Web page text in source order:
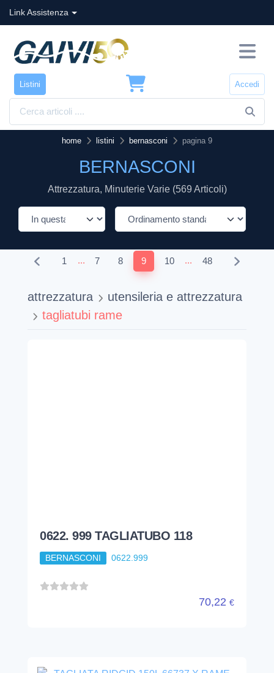
Link Assistenza
Listini Accedi
home listini bernasconi pagina 9
BERNASCONI
Attrezzatura, Minuterie Varie (569 Articoli)
1 ... 7 8 9 10 ... 48
attrezzatura
utensileria e attrezzatura
tagliatubi rame
0622. 999 TAGLIATUBO 118
BERNASCONI 0622.999
70,22 €